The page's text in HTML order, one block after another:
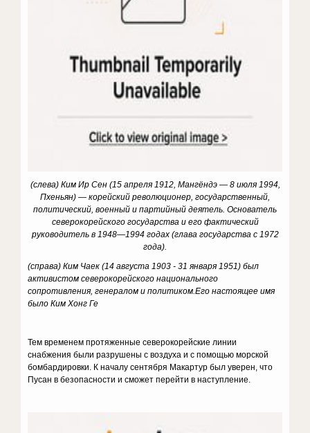
(слева) Ким Ир Сен (15 апреля 1912, Мангёндэ — 8 июля 1994,
Пхеньян) — корейский революционер, государственный,
политический, военный и партийный деятель. Основатель
северокорейского государства и его фактический
руководитель в 1948—1994 годах (глава государства с 1972
года).
(справа) Ким Чаек (14 августа 1903 - 31 января 1951) был
активистом северокорейского национального
сопротивления, генералом и политиком.Его настоящее имя
было Ким Хонг Ге
Тем временем протяженные северокорейские линии
снабжения были разрушены с воздуха и с помощью морской
бомбардировки. К началу сентября Макартур был уверен, что
Пусан в безопасности и сможет перейти в наступление.